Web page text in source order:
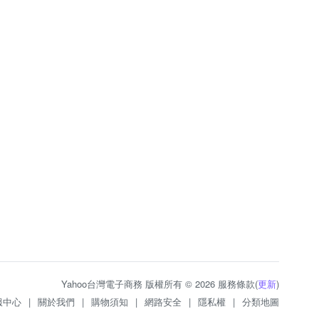
Yahoo台灣電子商務 版權所有 © 2026 服務條款(更新)
中心 | 關於我們 | 購物須知 | 網路安全 | 隱私權 | 分類地圖